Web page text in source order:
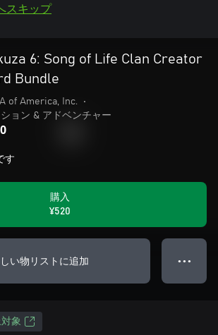
スキップ
6: Song of Life Clan Creator
Bundle
of America, Inc.
•
ョン & アドベンチャー
す
購入
¥520
い物リストに追加 ● ● ●
象